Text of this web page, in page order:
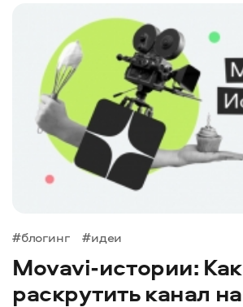
#блогинг #идеи
Movavi-истории: Как
раскрутить канал на